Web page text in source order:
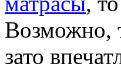
Возможно,
зато